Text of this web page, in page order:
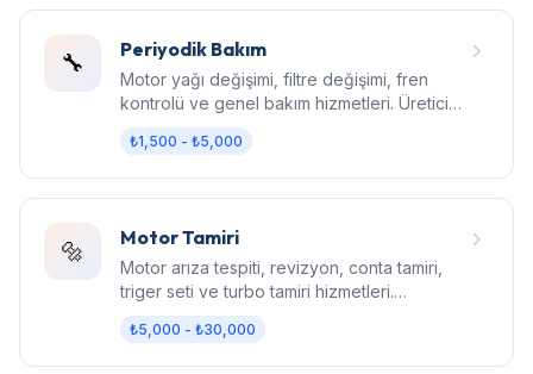
🔧 Periyodik Bakım
Motor yağı değişimi, filtre değişimi, fren
kontrolü ve genel bakım hizmetleri. Üretici
₺1,500 - ₺5,000
🔩 Motor Tamiri
Motor arıza tespiti, revizyon, conta tamiri,
triger seti ve turbo tamiri hizmetleri.
₺5,000 - ₺30,000